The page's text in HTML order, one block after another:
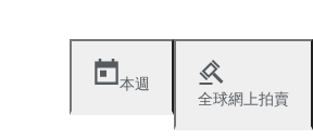
本週
全球網上拍賣